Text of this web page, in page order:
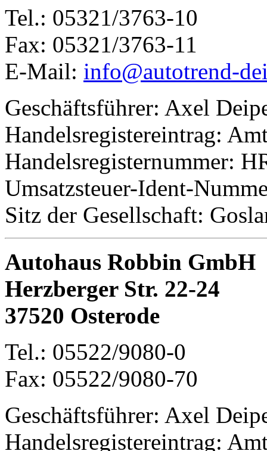
Tel.: 05321/3763-10
Fax: 05321/3763-11
E-Mail: info@autotrend-
Geschäftsführer: Axel
Handelsregistereintrag:
Handelsregisternummer:
Umsatzsteuer-Ident-
Sitz der Gesellschaft:
Autohaus Robbin GmbH
Herzberger Str. 22-24
37520 Osterode
Tel.: 05522/9080-0
Fax: 05522/9080-70
Geschäftsführer: Axel
Handelsregistereintrag: